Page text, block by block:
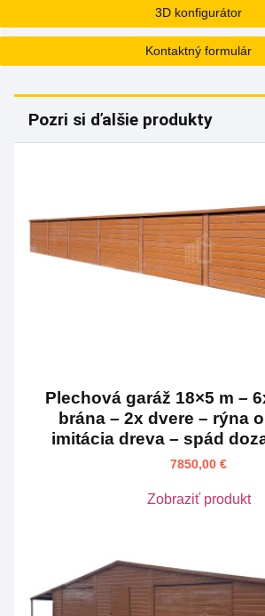
3D konfigurátor
Kontaktný formulár
Pozri si ďalšie produkty
Plechová garáž 18×5 m –
brána – 2x dvere – rýna
imitácia dreva – spád
7850,00 €
Zobraziť produkt